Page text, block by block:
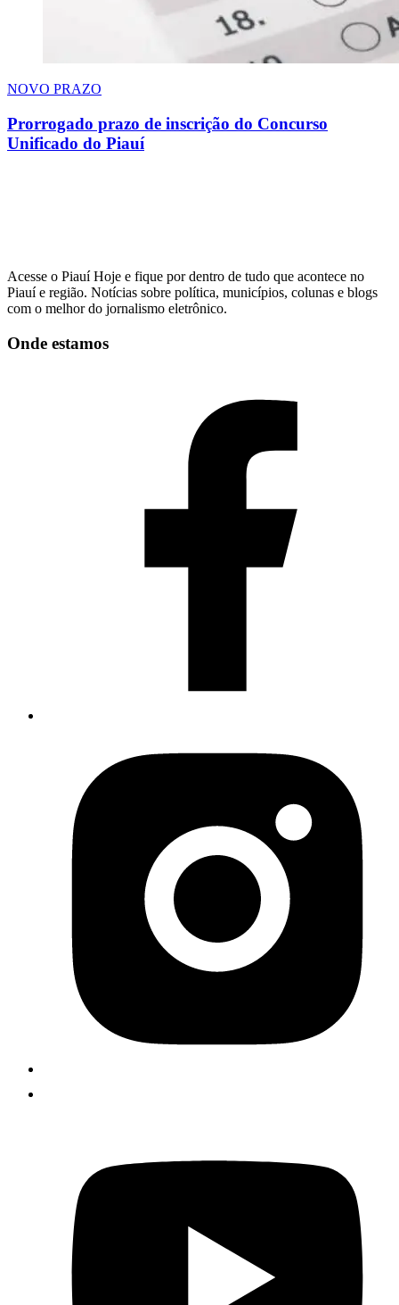
NOVO PRAZO
Prorrogado prazo de inscrição do Concurso
Unificado do Piauí
Acesse o Piauí Hoje e fique por dentro de tudo que acontece no
Piauí e região. Notícias sobre política, municípios, colunas e blogs
com o melhor do jornalismo eletrônico.
Onde estamos